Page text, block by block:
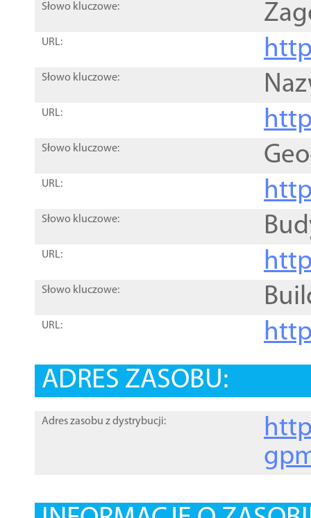
Słowo kluczowe:
URL:
Słowo kluczowe:
URL:
Słowo kluczowe:
URL:
Słowo kluczowe:
URL:
Słowo kluczowe:
URL:
ADRES ZASOBU:
Adres zasobu z dystrybucji: